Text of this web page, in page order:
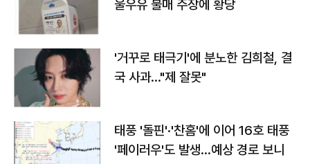
울우유 불매 주장에 황당
'거꾸로 태극기'에 분노한 김희철, 결
국 사과…"제 잘못"
태풍 '돌핀'·'찬홈'에 이어 16호 태풍
'페이러우'도 발생…예상 경로 보니